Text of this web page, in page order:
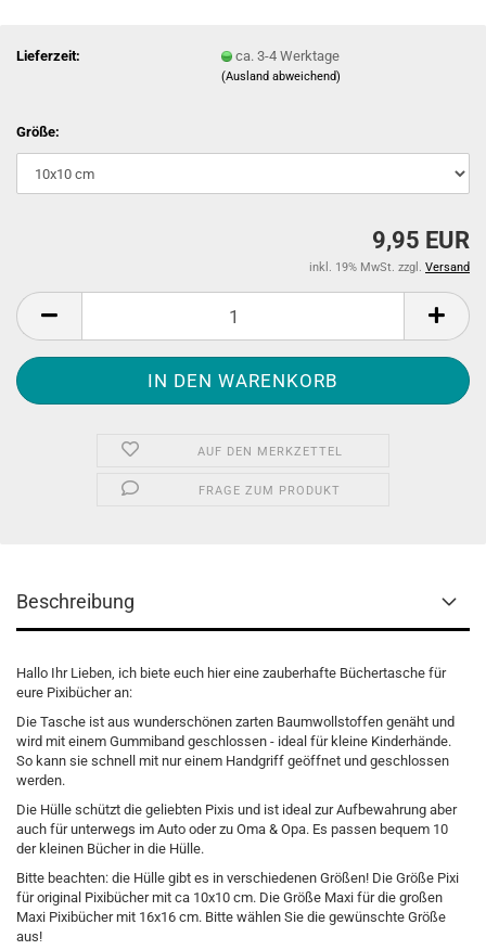
Lieferzeit: ca. 3-4 Werktage
(Ausland abweichend)
Größe:
9,95 EUR
inkl. 19% MwSt. zzgl. Versand
AUF DEN MERKZETTEL
FRAGE ZUM PRODUKT
Beschreibung
Hallo Ihr Lieben, ich biete euch hier eine zauberhafte Büchertasche für
eure Pixibücher an:
Die Tasche ist aus wunderschönen zarten Baumwollstoffen genäht und
wird mit einem Gummiband geschlossen - ideal für kleine Kinderhände.
So kann sie schnell mit nur einem Handgriff geöffnet und geschlossen
werden.
Die Hülle schützt die geliebten Pixis und ist ideal zur Aufbewahrung aber
auch für unterwegs im Auto oder zu Oma & Opa. Es passen bequem 10
der kleinen Bücher in die Hülle.
Bitte beachten: die Hülle gibt es in verschiedenen Größen! Die Größe Pixi
für original Pixibücher mit ca 10x10 cm. Die Größe Maxi für die großen
Maxi Pixibücher mit 16x16 cm. Bitte wählen Sie die gewünschte Größe
aus!